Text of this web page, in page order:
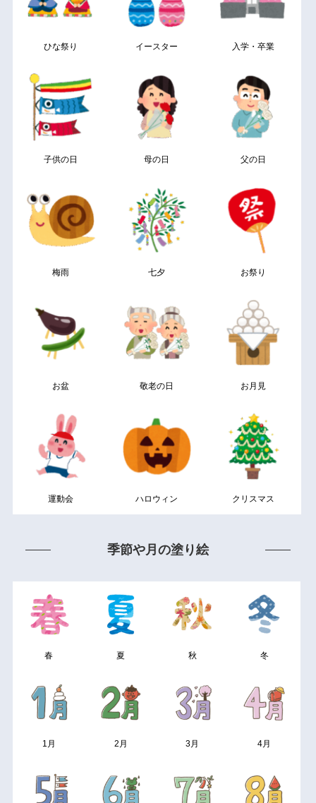
ひな祭り イースター 入学・卒業
子供の日 母の日 父の日
梅雨 七夕 お祭り
お盆 敬老の日 お月見
運動会 ハロウィン クリスマス
季節や月の塗り絵
春 夏 秋 冬
1月 2月 3月 4月